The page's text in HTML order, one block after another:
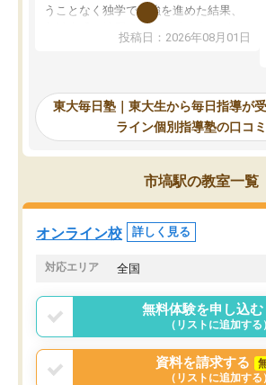
うことなく独学で勉強を進めた結果、
入試本番に地歴の学習が間に合わず不
合格となってしまいました。その経験
東大毎日塾にたどり着きました。学習
の長期計画や日々の勉強のやり方につ
いて客観的なアドバイスをいただけた
ので、自信をもって受験勉強を進める
ことができました。自分のように勉強
のやり方や進捗管理で苦労している方
には特におすすめしたい塾です。
投稿日：2026年08月01日
東大毎日塾｜東大生から毎日指導が
ライン個別指導塾の口コ
市塙駅の教室一覧
オンライン校 詳しく見る
対応エリア 全国
無料体験を申し込む
（リストに追加する）
資料を請求する
（リストに追加する）